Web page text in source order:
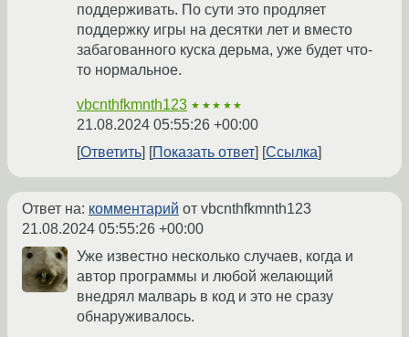
поддерживать. По сути это продляет
поддержку игры на десятки лет и вместо
забагованного куска дерьма, уже будет что-
то нормальное.
vbcnthfkmnth123 ★★★★★
21.08.2024 05:55:26 +00:00
Ответить
Показать ответ Ссылка
Ответ на: комментарий от vbcnthfkmnth123
21.08.2024 05:55:26 +00:00
Уже известно несколько случаев, когда и
автор программы и любой желающий
внедрял малварь в код и это не сразу
обнаруживалось.